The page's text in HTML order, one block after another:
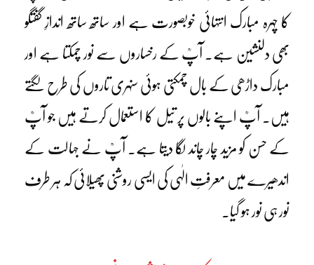
کا چہرہ مبارک انتہائی خوبصورت ہے اور ساتھ ساتھ اندازِ گفتگو
بھی دلنشین ہے۔ آپؒ کے رخساروں سے نور چمکتا ہے اور
مبارک داڑھی کے بال چمکتی ہوئی سنہری تاروں کی طرح لگتے
ہیں۔ آپؒ اپنے بالوں پر تیل کا استعمال کرتے ہیں جو آپؒ
کے حسن کو مزید چار چاند لگا دیتا ہے۔ آپؒ نے جہالت کے
اندھیرے میں معرفتِ الٰہی کی ایسی روشنی پھیلائی کہ ہر طرف
نور ہی نور ہو گیا۔